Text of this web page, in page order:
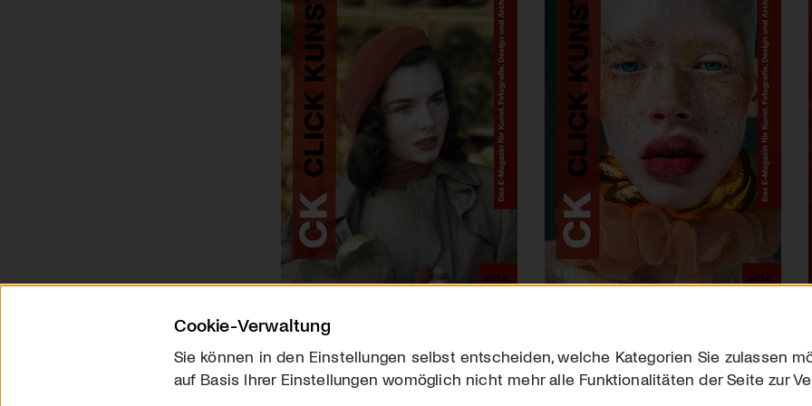
Über uns
Downloads
Cookie-Verwaltung
Sie können in den Einstellungen selbst entscheiden, welche Kategorien Sie zulassen
auf Basis Ihrer Einstellungen womöglich nicht mehr alle Funktionalitäten der Seite zur